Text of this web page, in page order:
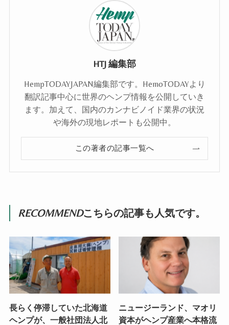
HTJ 編集部
HempTODAYJAPAN編集部です。HemoTODAYより
翻訳記事中心に世界のヘンプ情報を公開していき
ます。加えて、国内のカンナビノイド業界の状況
や海外の現地レポートも公開中。
この著者の記事一覧へ
RECOMMENDこちらの記事も人気です。
長らく停滞していた北海道
ヘンプが、一般社団法人北
ニュージーランド、マオリ
資本がヘンプ産業へ本格流